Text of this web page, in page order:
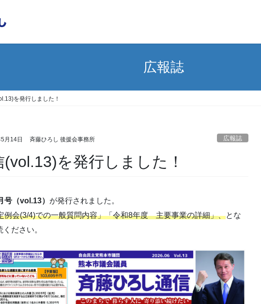
広報誌
を発行しました！
月14日 斉藤ひろし 後援会事務所 広報誌
を発行しました！
（vol.13） が発行されました。
例会(3/4)での一般質問内容」「令和8年度 主要事業の詳細」、とな
ださい。